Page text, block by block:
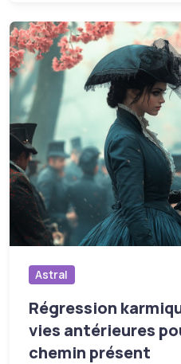
Astral
Régression
vies antérieures
chemin présent